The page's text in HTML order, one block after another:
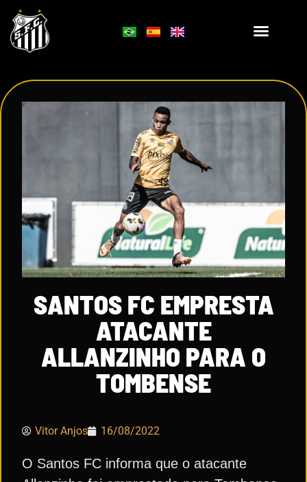
SANTOS FC EMPRESTA
ATACANTE
ALLANZINHO PARA O
TOMBENSE
Vitor Anjos 16/08/2022
O Santos FC informa que o atacante